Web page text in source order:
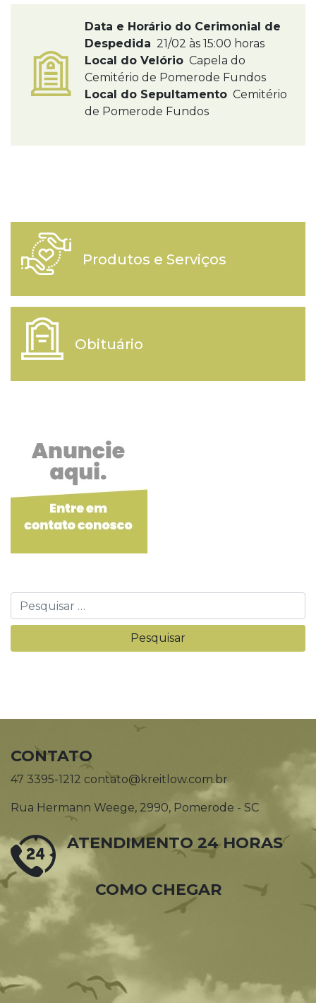
Data e Horário do Cerimonial de
Despedida 21/02 às 15:00 horas
Local do Velório Capela do
Cemitério de Pomerode Fundos
Local do Sepultamento Cemitério
de Pomerode Fundos
Produtos e Serviços
Obituário
CONTATO
47 3395-1212 contato@kreitlow.com.br
Rua Hermann Weege, 2990, Pomerode - SC
ATENDIMENTO 24 HORAS
COMO CHEGAR